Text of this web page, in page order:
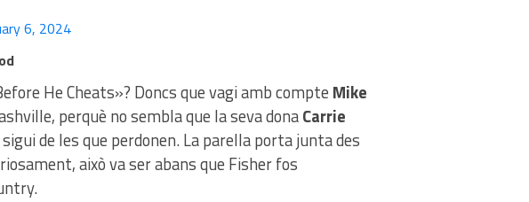
6, 2024
He Cheats»? Doncs que vagi amb compte Mike
perquè no sembla que la seva donaCarrie
sigui de les que perdonen. La parella porta junta des
això va ser abans que Fisher fos